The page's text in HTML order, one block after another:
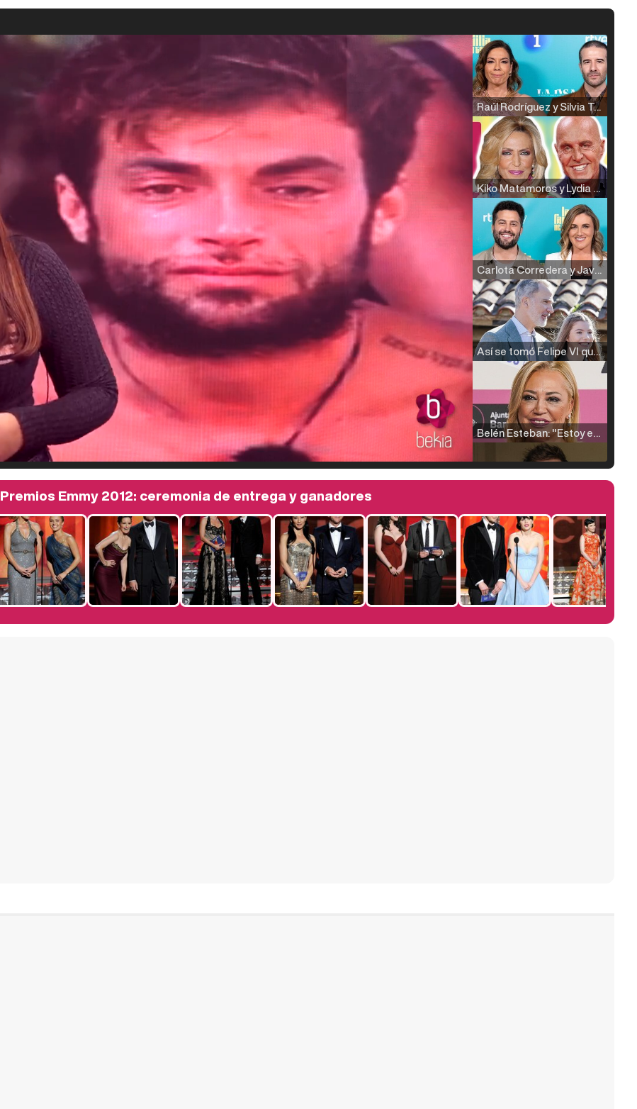
Raúl Rodríguez y Silvia Taulés nos cuentan su papel en 'La familia de la tele'
Kiko Matamoros y Lydia Lozano: "Nuestro público es de todas las edades y RTVE tiene un público muy pegado a las novelas, al que tenemos que captar"
Carlota Corredera y Javier de Hoyos: "La tele tiene que representar al público también y aquí están todos los perfiles posibles&quo;
Así se tomó Felipe VI que la Infanta Sofía no quisiera recibir formación militar
Belén Esteban: "Estoy emocionada, muy contenta y muy feliz por llegar a RTVE"
Manu Baqueiro: "Tuve como referente a Bruce Willis en 'Luz de Luna' para mi trabajo en la serie 'Perdiendo el juicio'"
Magdalena de Suecia responde a las críticas y explica por qué le han permitido lanzar su propio negocio
Premios Emmy 2012: ceremonia de entrega y ganadores